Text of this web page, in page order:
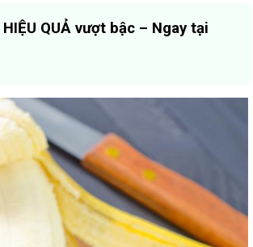
HIỆU QUẢ vượt bậc – Ngay tại